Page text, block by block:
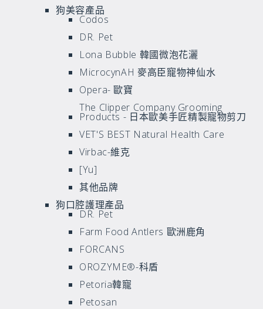
狗美容產品
Codos
DR. Pet
Lona Bubble 韓國微泡花灑
MicrocynAH 麥高臣寵物神仙水
Opera- 歐寶
The Clipper Company Grooming
Products - 日本歐美手匠精製寵物剪刀
VET'S BEST Natural Health Care
Virbac-維克
[Yu]
其他品牌
狗口腔護理產品
DR. Pet
Farm Food Antlers 歐洲鹿角
FORCANS
OROZYME®-科盾
Petoria韓寵
Petosan